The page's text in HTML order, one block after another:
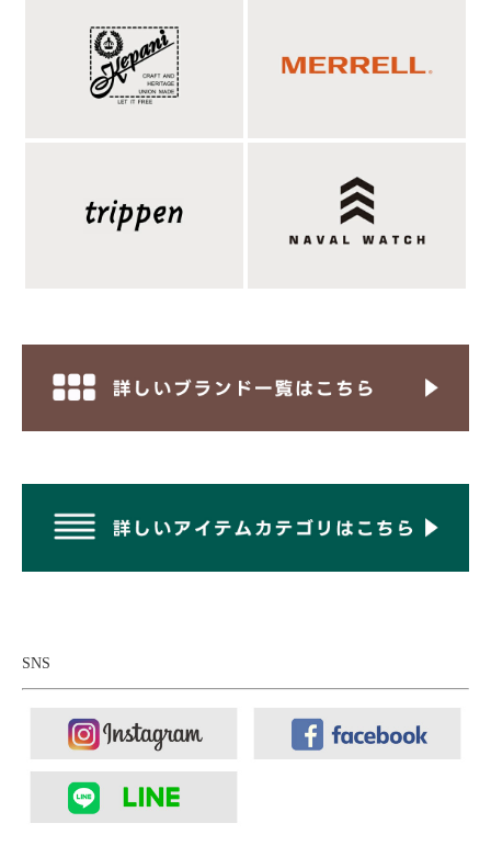
な着心地。
シルエットは全体的に程よくゆったりなサイズ感。肩はなだらか
やすい。テーラーの技術にたけたBRENAならではのパターンニ
SNS